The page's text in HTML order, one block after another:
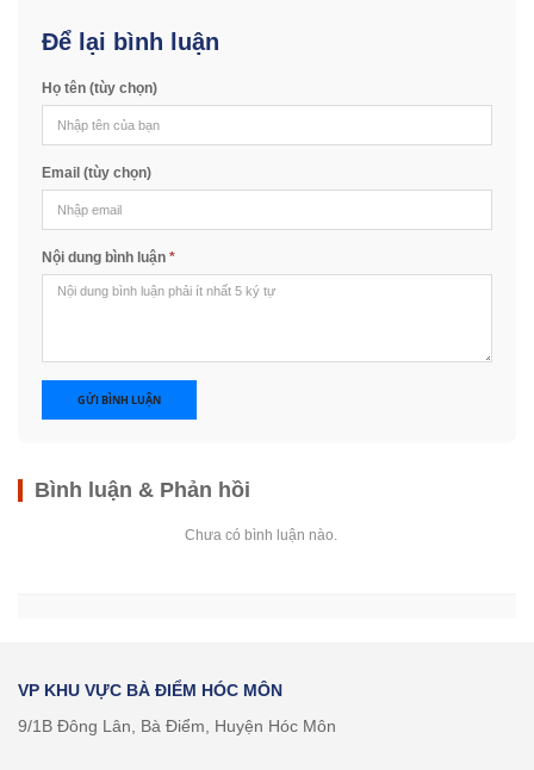
Để lại bình luận
Họ tên (tùy chọn)
Email (tùy chọn)
Nội dung bình luận *
GỬI BÌNH LUẬN
Bình luận & Phản hồi
Chưa có bình luận nào.
VP KHU VỰC BÀ ĐIỂM HÓC MÔN
9/1B Đông Lân, Bà Điểm, Huyện Hóc Môn